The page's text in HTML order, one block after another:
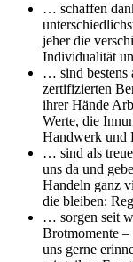
… schaffen
jeher die
Individualität
… sind bestens
zertifizierten
ihrer Hände
Werte, die
Handwerk und
… sind als
uns da und
Handeln ganz
die bleiben:
… sorgen seit
Brotmomente
uns gerne